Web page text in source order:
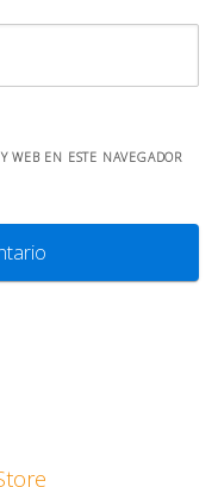
WEB EN ESTE NAVEGADOR